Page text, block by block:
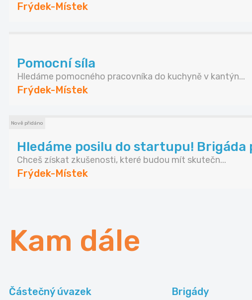
Frýdek-Místek
Pomocní síla
Hledáme pomocného pracovníka do kuchyně v kantýn...
Frýdek-Místek
Nově přidáno
Hledáme posilu do startupu! Brigáda
Chceš získat zkušenosti, které budou mít skutečn...
Frýdek-Místek
Kam dále
Částečný úvazek
Brigády